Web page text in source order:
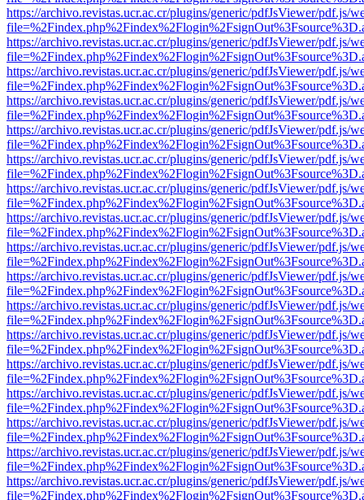
https://archivo.revistas.ucr.ac.cr/plugins/generic/pdfJsViewer/pdf.js/
https://archivo.revistas.ucr.ac.cr/plugins/generic/pdfJsViewer/pdf.js/
https://archivo.revistas.ucr.ac.cr/plugins/generic/pdfJsViewer/pdf.js/
https://archivo.revistas.ucr.ac.cr/plugins/generic/pdfJsViewer/pdf.js/
https://archivo.revistas.ucr.ac.cr/plugins/generic/pdfJsViewer/pdf.js/
https://archivo.revistas.ucr.ac.cr/plugins/generic/pdfJsViewer/pdf.js/
https://archivo.revistas.ucr.ac.cr/plugins/generic/pdfJsViewer/pdf.js/
https://archivo.revistas.ucr.ac.cr/plugins/generic/pdfJsViewer/pdf.js/
https://archivo.revistas.ucr.ac.cr/plugins/generic/pdfJsViewer/pdf.js/
https://archivo.revistas.ucr.ac.cr/plugins/generic/pdfJsViewer/pdf.js/
https://archivo.revistas.ucr.ac.cr/plugins/generic/pdfJsViewer/pdf.js/
https://archivo.revistas.ucr.ac.cr/plugins/generic/pdfJsViewer/pdf.js/
https://archivo.revistas.ucr.ac.cr/plugins/generic/pdfJsViewer/pdf.js/
https://archivo.revistas.ucr.ac.cr/plugins/generic/pdfJsViewer/pdf.js/
https://archivo.revistas.ucr.ac.cr/plugins/generic/pdfJsViewer/pdf.js/
https://archivo.revistas.ucr.ac.cr/plugins/generic/pdfJsViewer/pdf.js/
https://archivo.revistas.ucr.ac.cr/plugins/generic/pdfJsViewer/pdf.js/